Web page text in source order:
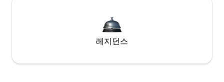
레지던스